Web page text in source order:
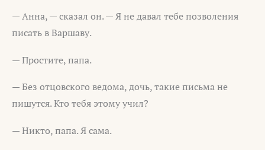
— Анна, — сказал он. — Я не давал тебе позволения
писать в Варшаву.
— Простите, папа.
— Без отцовского ведома, дочь, такие письма не
пишутся. Кто тебя этому учил?
— Никто, папа. Я сама.